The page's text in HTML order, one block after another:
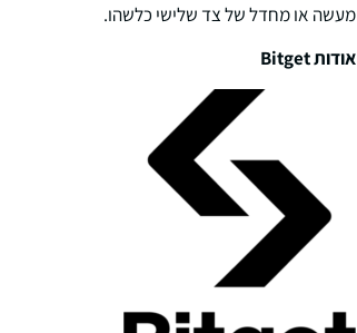
מעשה או מחדל של צד שלישי כלשהו.
אודותBitget